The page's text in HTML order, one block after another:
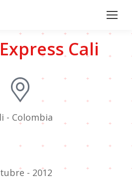
Cali
- Colombia
- 2012